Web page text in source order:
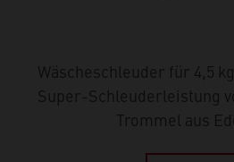
Wäscheschleuder für 4,5
Super-Schleuderleistung
Trommel aus